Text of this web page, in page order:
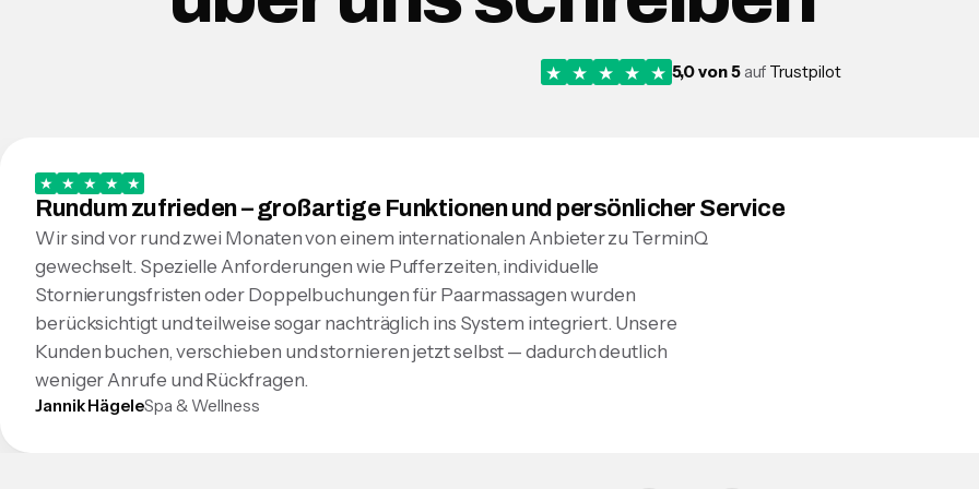
★ ★ ★ ★ ★ 5,0von5auf Trustpilot
★ ★ ★ ★ ★
Rundum zufrieden – großartige Funktionen und persönlicher Service
Wir sind vor rund zwei Monaten von einem internationalen Anbieter zu TerminQ
gewechselt. Spezielle Anforderungen wie Pufferzeiten, individuelle
Stornierungsfristen oder Doppelbuchungen für Paarmassagen wurden
berücksichtigt und teilweise sogar nachträglich ins System integriert. Unsere
Kunden buchen, verschieben und stornieren jetzt selbst — dadurch deutlich
weniger Anrufe und Rückfragen.
Jannik HägeleSpa & Wellness